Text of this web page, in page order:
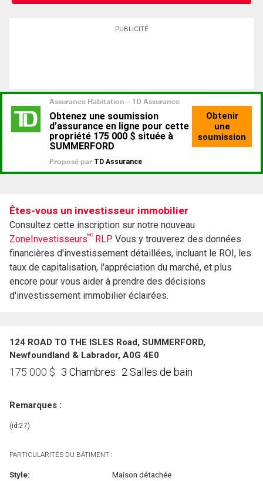
PUBLICITÉ
Êtes-vous un investisseur immobilier
Consultez cette inscription sur notre nouveau
ZoneInvestisseursMC RLP. Vous y trouverez des données
financières d'investissement détaillées, incluant le ROI, les
taux de capitalisation, l'appréciation du marché, et plus
encore pour vous aider à prendre des décisions
d'investissement immobilier éclairées.
124 ROAD TO THE ISLES Road, SUMMERFORD,
Newfoundland & Labrador, A0G 4E0
175 000 $ 3 Chambres 2 Salles de bain
Remarques :
(id:27)
PARTICULARITÉS DU BÂTIMENT :
Style:
Maison détachée